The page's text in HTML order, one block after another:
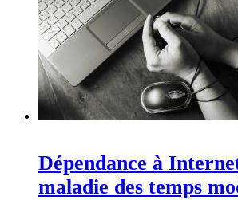
Dépendance à
maladie des temps